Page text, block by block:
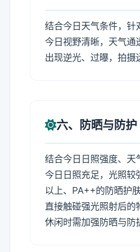
结合今日天气条件，针
今日视野清晰，天气通
出现逆光、过曝，拍摄
六、防晒与防护
结合今日日照强度、天
今日日照充足，光照较
以上、PA++的防晒护
直接触碰强光照射后
休闲时需加强防晒与防